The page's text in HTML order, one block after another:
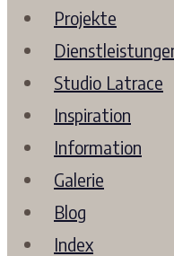
Projekte
Studio Latrace
Inspiration
Information
Galerie
Blog
Index